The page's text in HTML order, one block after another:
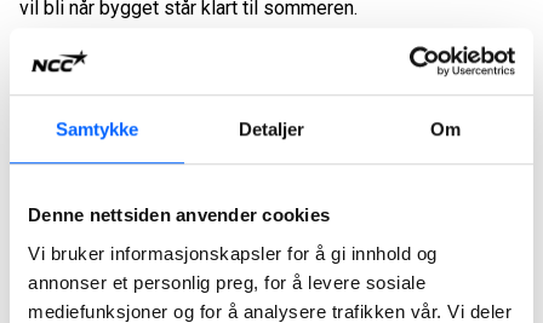
Samtykke Detaljer Om
Denne nettsiden anvender cookies
Vi bruker informasjonskapsler for å gi innhold og
annonser et personlig preg, for å levere sosiale
mediefunksjoner og for å analysere trafikken vår. Vi deler
vil bli når bygget står klart til sommeren.
- Brukerne av Båstadlund har allerede stort eierskap til
tidligere i år. Det er inspirerende å holde de oppdatert på
byggeprosessen og vi ser at alle gleder seg veldig til
starte arbeidet i nye flotte omgivelser, sier prosjektleder i
Etter omvisningen ble det servert pepperkake og saft på